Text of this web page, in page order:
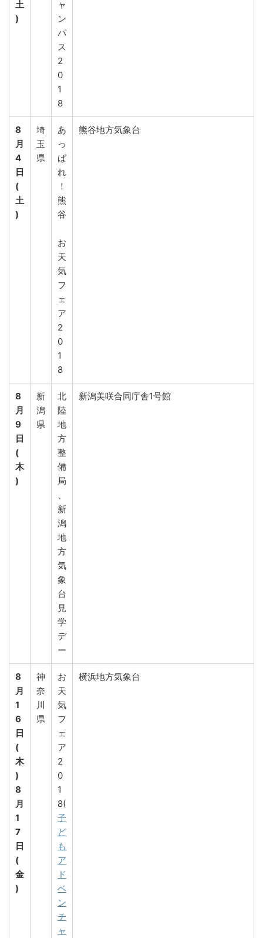
土
)
ャ
ン
パ
ス
2
0
1
8
8
月
4
日
(
土
)
埼
玉
県
あ
っ
ぱ
れ
！
熊
谷
お
天
気
フ
ェ
ア
2
0
1
8
熊谷地方気象台
8
月
9
日
(
木
)
新
潟
県
北
陸
地
方
整
備
局
新
潟
地
方
気
象
台
見
学
デ
ー
新潟美咲合同庁舎1号館
8
月
1
6
日
(
木
)
8
月
1
7
日
(
金
)
神
奈
川
県
お
天
気
フ
ェ
ア
2
0
1
8(
子
ど
も
ア
ド
ベ
ン
チ
ャ
横浜地方気象台